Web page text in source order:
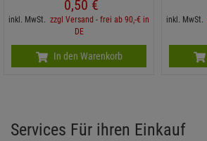
0,50 €
inkl. MwSt. zzgl Versand - frei ab 90,-€ in
DE
In den Warenkorb
inkl. MwSt.
Services Für ihren Einkauf